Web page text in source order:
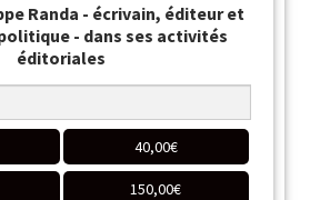
Randa - écrivain, éditeur et
- dans ses activités
éditoriales
40,00€
150,00€